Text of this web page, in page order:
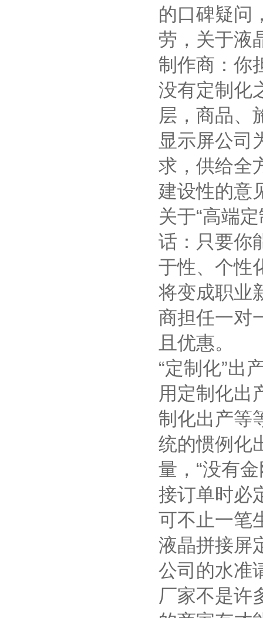
的口碑疑问
劳，关于液
制作商：你
没有定制化
层，商品、
显示屏公司
求，供给全
建设性的意
关于“高端
话：只要你
于性、个性
将变成职业
商担任一对
且优惠。
“定制化”出
用定制化出
制化出产等
统的惯例化
量，“没有
接订单时必
可不止一笔
液晶拼接屏
公司的水准
厂家不是许